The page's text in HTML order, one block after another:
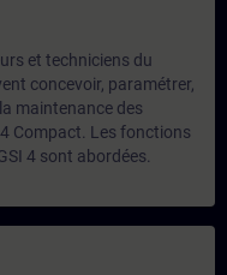
et techniciens du
concevoir, paramétrer,
maintenance des
Compact. Les fonctions
4 sont abordées.